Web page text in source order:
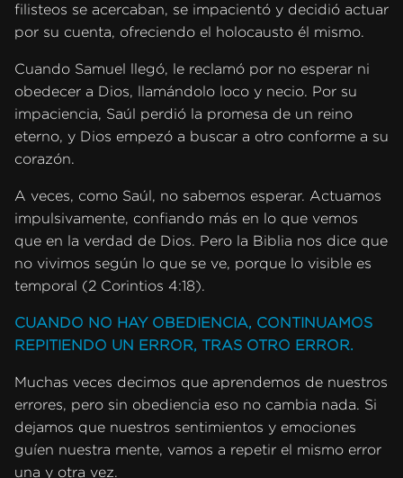
filisteos se acercaban, se impacientó y decidió actuar
por su cuenta, ofreciendo el holocausto él mismo.
Cuando Samuel llegó, le reclamó por no esperar ni
obedecer a Dios, llamándolo loco y necio. Por su
impaciencia, Saúl perdió la promesa de un reino
eterno, y Dios empezó a buscar a otro conforme a su
corazón.
A veces, como Saúl, no sabemos esperar. Actuamos
impulsivamente, confiando más en lo que vemos
que en la verdad de Dios. Pero la Biblia nos dice que
no vivimos según lo que se ve, porque lo visible es
temporal (2 Corintios 4:18).
CUANDO NO HAY OBEDIENCIA, CONTINUAMOS
REPITIENDO UN ERROR, TRAS OTRO ERROR.
Muchas veces decimos que aprendemos de nuestros
errores, pero sin obediencia eso no cambia nada. Si
dejamos que nuestros sentimientos y emociones
guíen nuestra mente, vamos a repetir el mismo error
una y otra vez.